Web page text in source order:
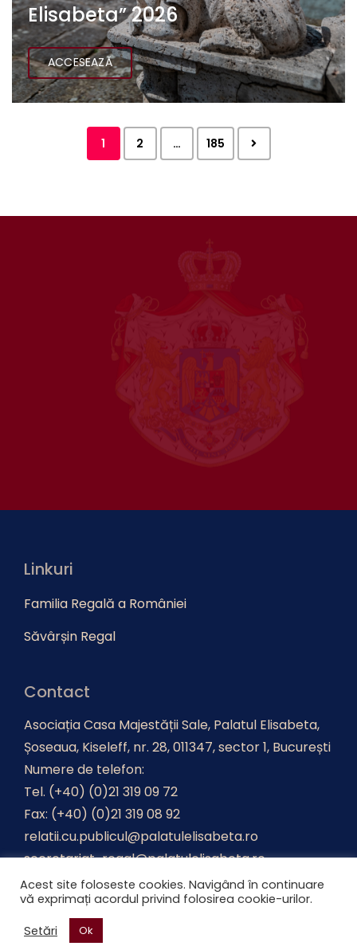
Elisabeta” 2026
ACCESEAZĂ
1 2 … 185
Linkuri
Familia Regală a României
Săvârșin Regal
Contact
Asociația Casa Majestății Sale, Palatul Elisabeta,
Șoseaua, Kiseleff, nr. 28, 011347, sector 1, București
Numere de telefon:
Tel. (+40) (0)21 319 09 72
Fax: (+40) (0)21 319 08 92
relatii.cu.publicul@palatulelisabeta.ro
secretariat-regal@palatulelisabeta.ro
Realizat deAdvertica.
Acest site foloseste cookies. Navigând în continuare
vă exprimați acordul privind folosirea cookie-urilor.
Setări
Ok